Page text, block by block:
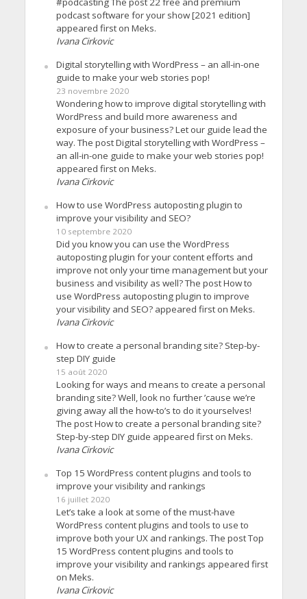
podcast software for your show [2021 edition]
appeared first on Meks.
Ivana Cirkovic
Digital storytelling with WordPress – an all-in-one
guide to make your web stories pop!
23 novembre 2020
Wondering how to improve digital storytelling with
WordPress and build more awareness and
exposure of your business? Let our guide lead the
way. The post Digital storytelling with WordPress –
an all-in-one guide to make your web stories pop!
appeared first on Meks.
Ivana Cirkovic
How to use WordPress autoposting plugin to
improve your visibility and SEO?
10 septembre 2020
Did you know you can use the WordPress
autoposting plugin for your content efforts and
improve not only your time management but your
business and visibility as well? The post How to
use WordPress autoposting plugin to improve
your visibility and SEO? appeared first on Meks.
Ivana Cirkovic
How to create a personal branding site? Step-by-
step DIY guide
15 août 2020
Looking for ways and means to create a personal
branding site? Well, look no further ’cause we’re
giving away all the how-to’s to do it yourselves!
The post How to create a personal branding site?
Step-by-step DIY guide appeared first on Meks.
Ivana Cirkovic
Top 15 WordPress content plugins and tools to
improve your visibility and rankings
16 juillet 2020
Let’s take a look at some of the must-have
WordPress content plugins and tools to use to
improve both your UX and rankings. The post Top
15 WordPress content plugins and tools to
improve your visibility and rankings appeared first
on Meks.
Ivana Cirkovic